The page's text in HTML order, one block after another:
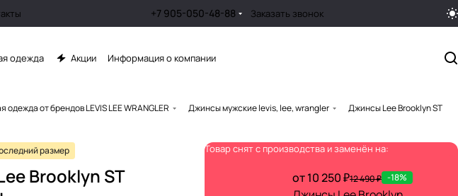
+7 905-050-48-88 Заказать звонок
одежда Акции Информация о компании
одежда от брендов LEVIS LEE WRANGLER Джинсы мужские levis, lee, wrangler
Джинсы Lee Brooklyn ST
размер
Brooklyn ST
Товар снят с производства и заменён на:
от 10 250 ₽12 490 ₽ -18%